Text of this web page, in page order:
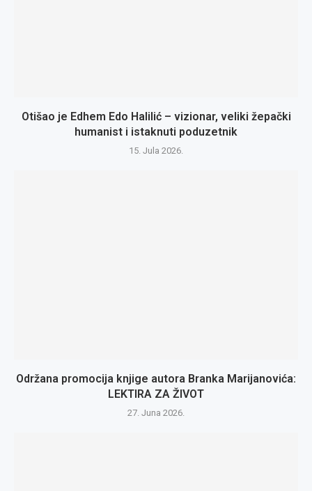
Otišao je Edhem Edo Halilić – vizionar, veliki žepački
humanist i istaknuti poduzetnik
15. Jula 2026.
Održana promocija knjige autora Branka Marijanovića:
LEKTIRA ZA ŽIVOT
27. Juna 2026.